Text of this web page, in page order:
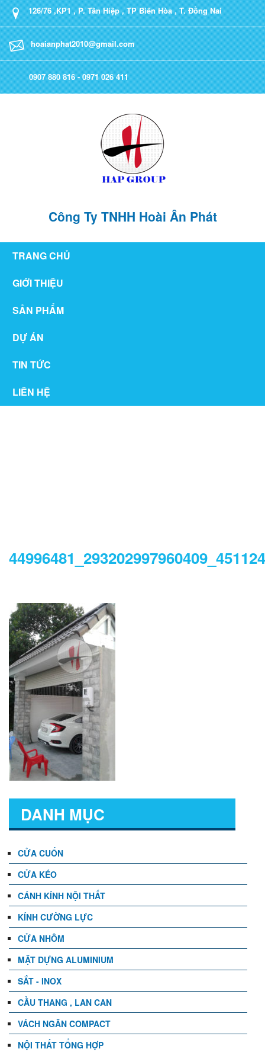
126/76 ,KP1 , P. Tân Hiệp , TP Biên Hòa , T. Đồng Nai
hoaianphat2010@gmail.com
0907 880 816 - 0971 026 411
Công Ty TNHH Hoài Ân Phát
TRANG CHỦ
GIỚI THIỆU
SẢN PHẨM
DỰ ÁN
TIN TỨC
LIÊN HỆ
DANH MỤC
CỬA CUỐN
CỬA KÉO
CÁNH KÍNH NỘI THẤT
KÍNH CƯỜNG LỰC
CỬA NHÔM
MẶT DỰNG ALUMINIUM
SẮT - INOX
CẦU THANG , LAN CAN
VÁCH NGĂN COMPACT
NỘI THẤT TỔNG HỢP